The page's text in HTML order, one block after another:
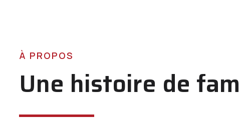
À PROPOS
Une histoire de